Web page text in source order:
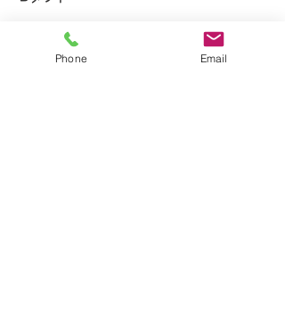
夏休み期間中のお知らせ
コメントを追加…
Phone Email